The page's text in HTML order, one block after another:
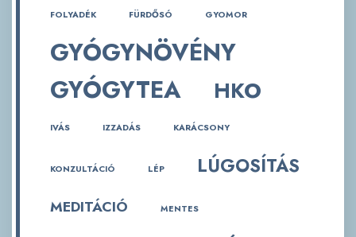
FOLYADÉK FÜRDŐSÓ GYOMOR
GYÓGYNÖVÉNY
GYÓGYTEA
HKO
IVÁS IZZADÁS KARÁCSONY
KONZULTÁCIÓ LÉP LÚGOSÍTÁS
MEDITÁCIÓ MENTES